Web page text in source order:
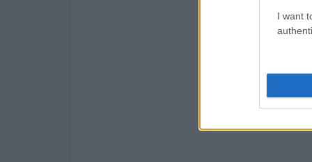
I want